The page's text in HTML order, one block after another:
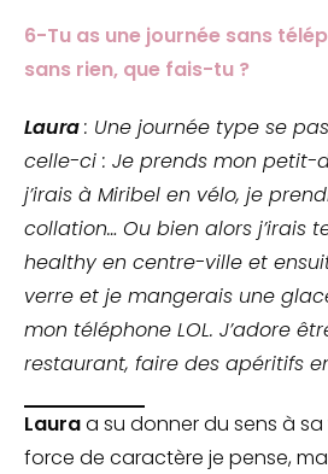
6-Tu as une journée sans
sans rien, que fais-tu ?
Laura: Une journée type se
celle-ci : Je prends mon petit-
j’irais à Miribel en vélo, je
collation… Ou bien alors j’irais
healthy en centre-ville et
verre et je mangerais une
mon téléphone LOL. J’adore
restaurant, faire des apéritifs
Lauraa su donner du sens à
force de caractère je pense,